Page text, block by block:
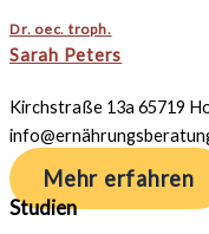
Dr. oec. troph.
Sarah Peters
Kirchstraße 13a 65719
Mehr erfahren
Studien